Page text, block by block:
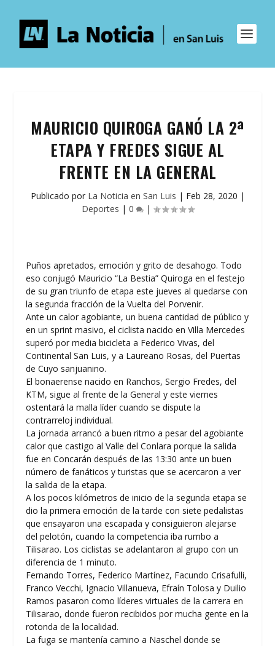
MAURICIO QUIROGA GANÓ LA 2ª
ETAPA Y FREDES SIGUE AL
FRENTE EN LA GENERAL
Publicado por La Noticia en San Luis | Feb 28, 2020 |
Deportes | 0 |
Puños apretados, emoción y grito de desahogo. Todo
eso conjugó Mauricio “La Bestia” Quiroga en el festejo
de su gran triunfo de etapa este jueves al quedarse con
la segunda fracción de la Vuelta del Porvenir.
Ante un calor agobiante, un buena cantidad de público y
en un sprint masivo, el ciclista nacido en Villa Mercedes
superó por media bicicleta a Federico Vivas, del
Continental San Luis, y a Laureano Rosas, del Puertas
de Cuyo sanjuanino.
El bonaerense nacido en Ranchos, Sergio Fredes, del
KTM, sigue al frente de la General y este viernes
ostentará la malla líder cuando se dispute la
contrarreloj individual.
La jornada arrancó a buen ritmo a pesar del agobiante
calor que castigo al Valle del Conlara porque la salida
fue en Concarán después de las 13:30 ante un buen
número de fanáticos y turistas que se acercaron a ver
la salida de la etapa.
A los pocos kilómetros de inicio de la segunda etapa se
dio la primera emoción de la tarde con siete pedalistas
que ensayaron una escapada y consiguieron alejarse
del pelotón, cuando la competencia iba rumbo a
Tilisarao. Los ciclistas se adelantaron al grupo con un
diferencia de 1 minuto.
Fernando Torres, Federico Martínez, Facundo Crisafulli,
Franco Vecchi, Ignacio Villanueva, Efraín Tolosa y Duilio
Ramos pasaron como líderes virtuales de la carrera en
Tilisarao, donde fueron recibidos por mucha gente en la
rotonda de la localidad.
La fuga se mantenía camino a Naschel donde se